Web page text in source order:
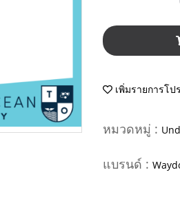
เพิ่มรายการโป
หมวดหมู่ :
แบรนด์ :